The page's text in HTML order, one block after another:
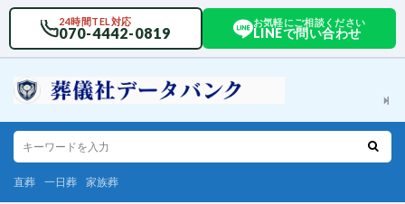
24時間TEL対応
070-4442-0819
お気軽にご相談ください
LINEで問い合わせ
直葬 一日葬 家族葬